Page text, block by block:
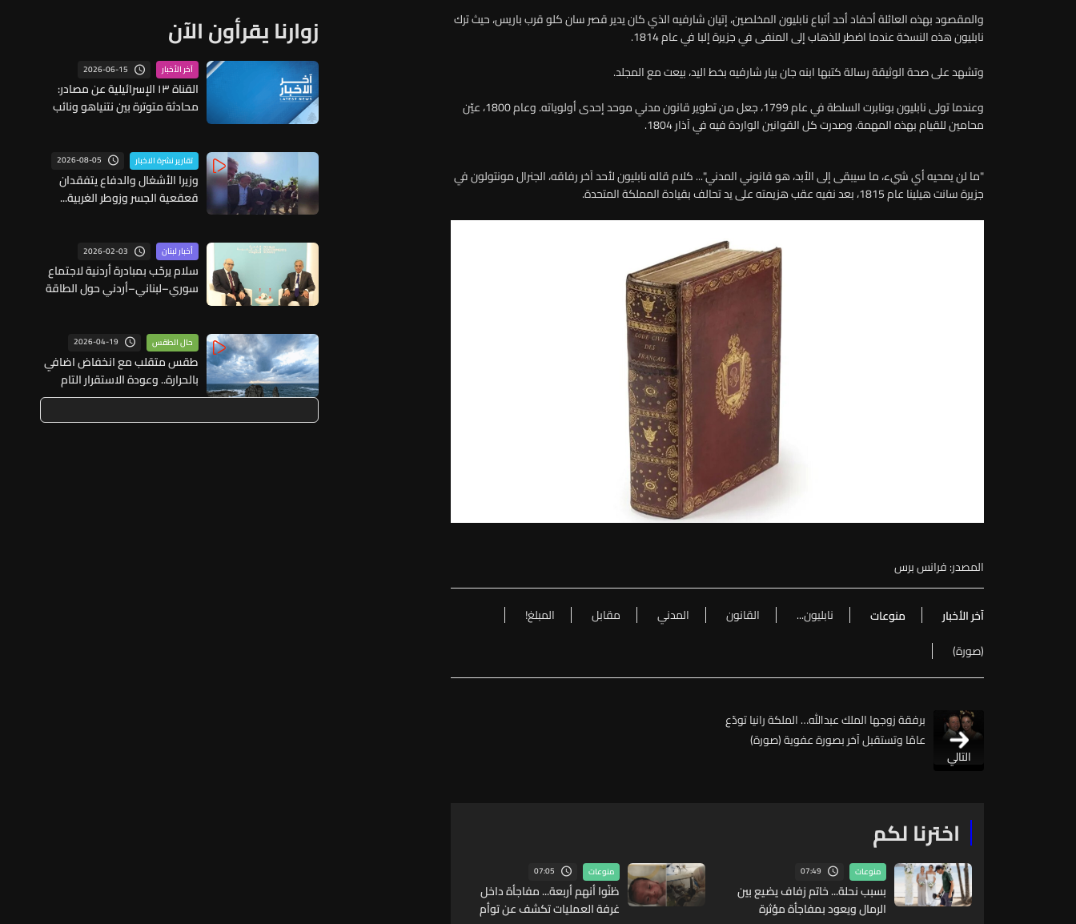
والمقصود بهذه العائلة أحفاد أحد أتباع نابليون المخلصين، إتيان شارفيه الذي كان يدير قصر سان كلو قرب باريس، حيث ترك
نابليون هذه النسخة عندما اضطر للذهاب إلى المنفى في جزيرة إلبا في عام 1814.
وتشهد على صحة الوثيقة رسالة كتبها ابنه جان بيار شارفيه بخط اليد، بيعت مع المجلد.
وعندما تولى نابليون بونابرت السلطة في عام 1799، جعل من تطوير قانون مدني موحد إحدى أولوياته. وعام 1800، عيّن
محامين للقيام بهذه المهمة. وصدرت كل القوانين الواردة فيه في آذار 1804.
"ما لن يمحيه أي شيء، ما سيبقى إلى الأبد، هو قانوني المدني"... كلام قاله نابليون لأحد آخر رفاقه، الجنرال مونتولون في
جزيرة سانت هيلينا عام 1815، بعد نفيه عقب هزيمته على يد تحالف بقيادة المملكة المتحدة.
المصدر: فرانس برس
آخر الأخبار منوعات نابليون... القانون المدني مقابل
المبلغ!
(صورة)
التالي
برفقة زوجها الملك عبدالله… الملكة رانيا تودّع
عامًا وتستقبل آخر بصورة عفوية (صورة)
اخترنا لكم
منوعات 07:49
بسبب نحلة... خاتم زفاف يضيع بين
الرمال ويعود بمفاجأة مؤثرة
منوعات 07:05
ظنّوا أنهم أربعة... مفاجأة داخل
غرفة العمليات تكشف عن توأم
زوارنا يقرأون الآن
آخر الأخبار 2026-06-15
القناة ١٣ الإسرائيلية عن مصادر:
محادثة متوترة بين نتنياهو ونائب
تقارير نشرة الاخبار 2026-08-05
وزيرا الأشغال والدفاع يتفقدان
قعقعية الجسر وزوطر الغربية...
أخبار لبنان 2026-02-03
سلام يرحّب بمبادرة أردنية لاجتماع
سوري–لبناني–أردني حول الطاقة
حال الطقس 2026-04-19
طقس متقلب مع انخفاض اضافي
بالحرارة.. وعودة الاستقرار التام
الثلاثاء